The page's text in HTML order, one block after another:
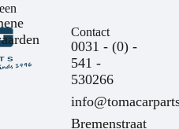
Contact
0031 - (0) -
541 -
530266
Bremenstraat